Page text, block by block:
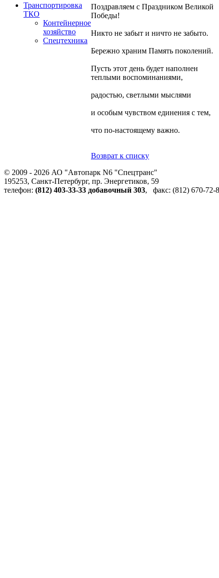
Транспортировка
ТКО
Контейнерное
хозяйство
Спецтехника
Поздравляем с Праздником Великой
Победы!
Никто не забыт и ничто не забыто.
Бережно храним Память поколений.
Пусть этот день будет наполнен
теплыми воспоминаниями,
радостью, светлыми мыслями
и особым чувством единения с тем,
что по-настоящему важно.
Возврат к списку
© 2009 - 2026 АО "Автопарк N6 "Спецтранс"
195253, Санкт-Петербург, пр. Энергетиков, 59
телефон: (812) 403-33-33 добавочный 303, факс: (812) 670-72-